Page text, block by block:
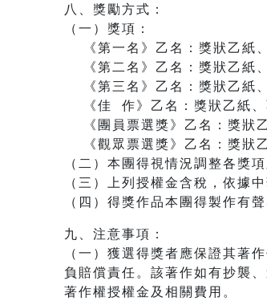
八、獎勵方式：
（一）獎項：
《第一名》乙名：獎狀乙紙
《第二名》乙名：獎狀乙紙
《第三名》乙名：獎狀乙紙
《佳 作》乙名：獎狀乙紙、
《團員票選獎》乙名：獎狀
《觀眾票選獎》乙名：獎狀乙
（二）本團得視情況調整各獎
（三）上列授權金含稅，依據
（四）得獎作品本團得製作有
九、注意事項：
（一）獲選得獎者應保證其著
負賠償責任。該著作如有抄襲
著作權授權金及相關費用。